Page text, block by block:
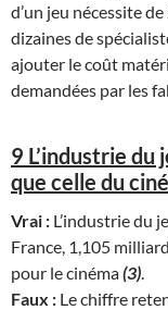
d’un jeu nécessite
dizaines de
ajouter le coût
demandées par les
9 L’industrie du
que celle du
Vrai : L’industrie du
France, 1,105
pour le cinéma(3).
Faux : Le chiffre